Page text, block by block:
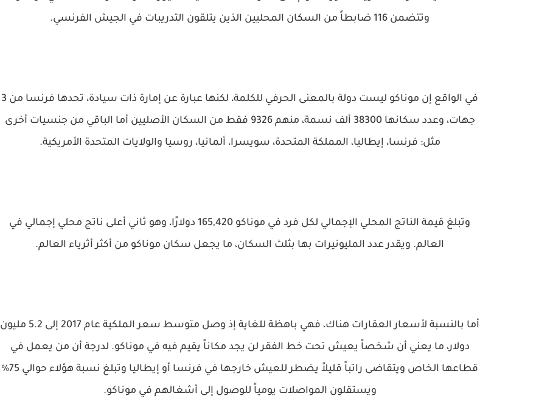
وتتضمن 116 ضابطاً من السكان المحليين الذين يتلقون التدريبات في الجيش الفرنسي.
في الواقع إن موناكو ليست دولة بالمعنى الحرفي للكلمة، لكنها عبارة عن إمارة ذات سيادة، تحدها فرنسا من 3
جهات، وعدد سكانها 38300 ألف نسمة، منهم 9326 فقط من السكان الأصليين أما الباقي من جنسيات أخرى
مثل: فرنسا، إيطاليا، المملكة المتحدة، سويسرا، ألمانيا، روسيا والولايات المتحدة الأمريكية.
وتبلغ قيمة الناتج المحلي الإجمالي لكل فرد في موناكو 165,420 دولارًا، وهو ثاني أعلى ناتج محلي إجمالي في
العالم. ويقدر عدد المليونيرات بها بثلث السكان، ما يجعل سكان موناكو من أكثر أثرياء العالم.
أما بالنسبة لأسعار العقارات هناك، فهي باهظة للغاية إذ وصل متوسط سعر الملكية عام 2017 إلى 5.2 مليون
دولار، ما يعني أن شخصاً يعيش تحت خط الفقر لن يجد مكاناً يقيم فيه في موناكو. لدرجة أن من يعمل في
قطاعها الخاص ويتقاضى راتباً قليلاً يضطر للعيش خارجها في فرنسا أو إيطاليا وتبلغ نسبة هؤلاء حوالي 75%
ويستقلون المواصلات يومياً للوصول إلى أشغالهم في موناكو.